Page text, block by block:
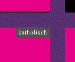
katholisch